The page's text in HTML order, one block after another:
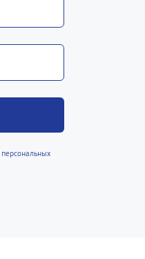
персональных